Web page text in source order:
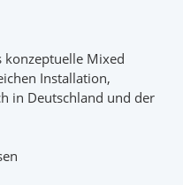
konzeptuelle Mixed
Installation,
in Deutschland und der